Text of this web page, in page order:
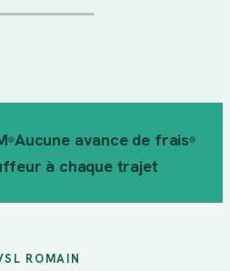
Aucune avance de frais
à chaque trajet
ROMAIN